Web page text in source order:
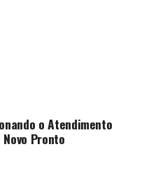
o Atendimento
Pronto